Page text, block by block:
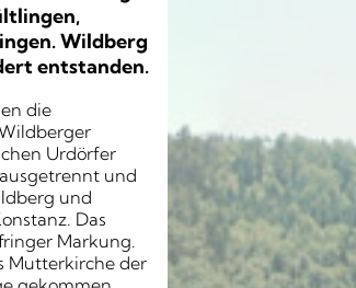
Wildberg
entstanden.
die
Urdörfer
und
und
Das
Markung.
Mutterkirche der